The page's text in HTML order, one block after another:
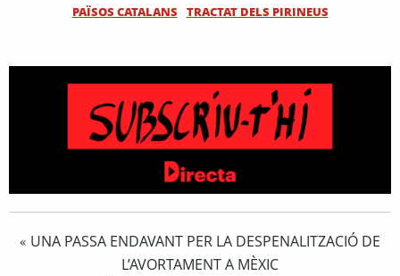
PAÏSOS CATALANS
TRACTAT DELS PIRINEUS
« UNA PASSA ENDAVANT PER LA DESPENALITZACIÓ DE
L’AVORTAMENT A MÈXIC